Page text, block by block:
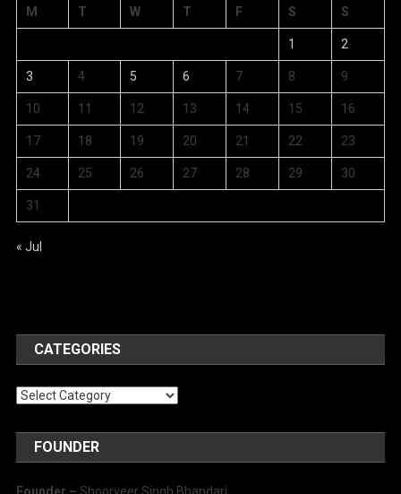
M
T W T F S S
1 2
3 4 5 6 7 8 9
10 11 12 13 14 15 16
17 18 19 20 21 22 23
24 25 26 27 28 29 30
31
« Jul
CATEGORIES
Categories
FOUNDER